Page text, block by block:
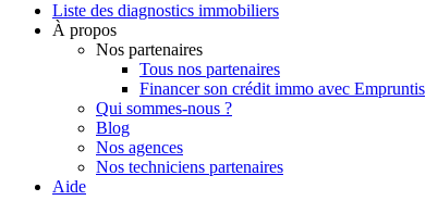
Liste des diagnostics immobiliers
À propos
Nos partenaires
Tous nos partenaires
Financer son crédit immo avec Empruntis
Qui sommes-nous ?
Blog
Nos agences
Nos techniciens partenaires
Aide